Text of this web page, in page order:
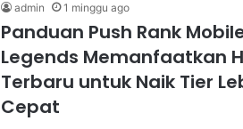
admin 1 minggu ago
Panduan Push Rank
Legends Memanfaatkan
Terbaru untuk Naik Tier
Cepat